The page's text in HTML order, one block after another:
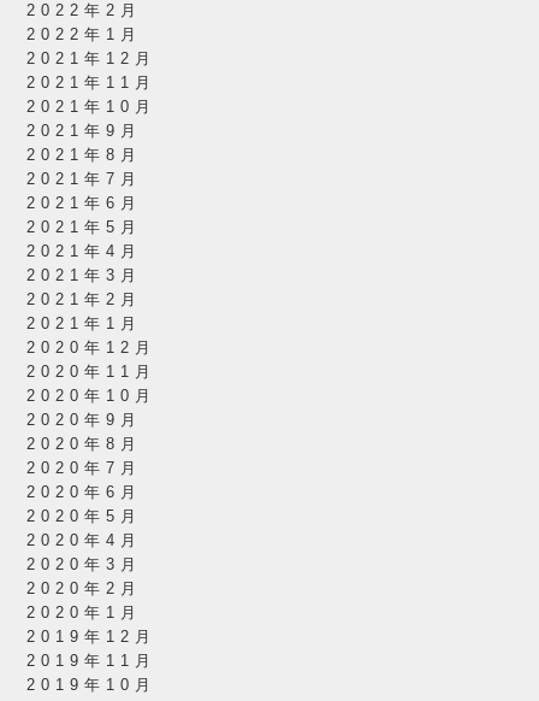
2022年2月
2022年1月
2021年12月
2021年11月
2021年10月
2021年9月
2021年8月
2021年7月
2021年6月
2021年5月
2021年4月
2021年3月
2021年2月
2021年1月
2020年12月
2020年11月
2020年10月
2020年9月
2020年8月
2020年7月
2020年6月
2020年5月
2020年4月
2020年3月
2020年2月
2020年1月
2019年12月
2019年11月
2019年10月